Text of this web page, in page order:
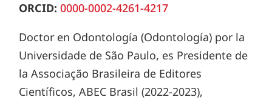
ORCID: 0000-0002-4261-4217
Doctor en Odontología (Odontología) por la
Universidade de São Paulo, es Presidente de
la Associação Brasileira de Editores
Científicos, ABEC Brasil (2022-2023),